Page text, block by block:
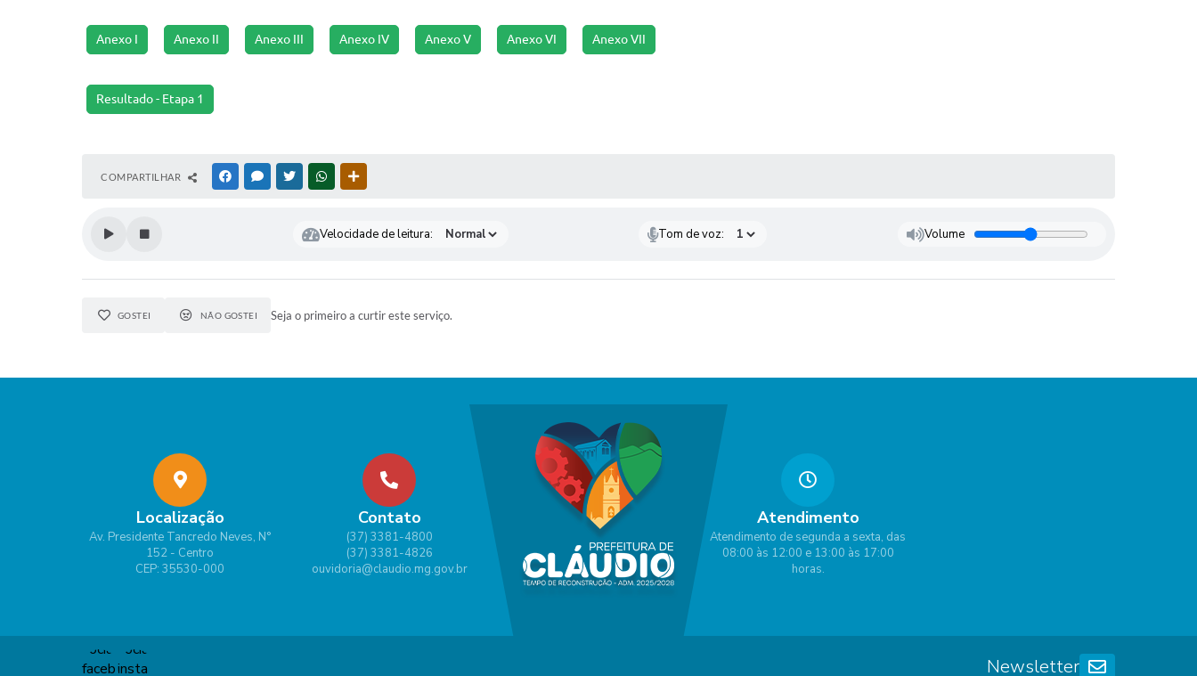
Anexo I Anexo II Anexo III Anexo IV Anexo V Anexo VI Anexo VII
Resultado - Etapa 1
COMPARTILHAR FACEBOOKMESSENGER
TWITTERWHATSAPP
Velocidade de leitura: Tom de voz: Volume
GOSTEI NÃO GOSTEI Seja o primeiro a curtir este serviço.
Localização
Av. Presidente Tancredo Neves, N°
152 - Centro
CEP: 35530-000
Contato
(37) 3381-4800
(37) 3381-4826
ouvidoria@claudio.mg.gov.br
Atendimento
Atendimento de segunda a sexta, das
08:00 às 12:00 e 13:00 às 17:00
horas.
Newsletter